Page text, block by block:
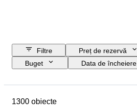
Filtre
Preț de rezervă
Buget
Data de încheiere
Stare
1300 obiecte